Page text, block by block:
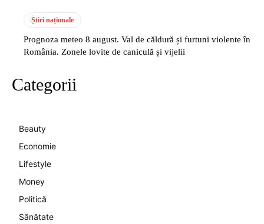
Știri naționale
Prognoza meteo 8 august. Val de căldură și furtuni violente în
România. Zonele lovite de caniculă și vijelii
Categorii
Beauty
Economie
Lifestyle
Money
Politică
Sănătate